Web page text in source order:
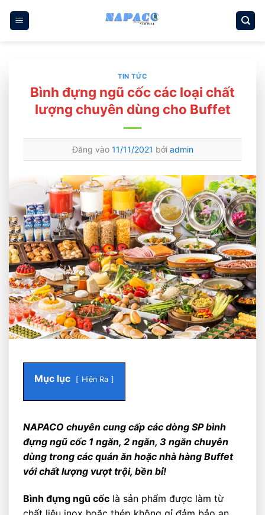
qua
TIN TỨC
Bình đựng ngũ cốc các loại chất
lượng chuyên dùng cho Buffet
Đăng vào 11/11/2021 bởi admin
Mục lục Hiện Ra
NAPACO chuyên cung cấp các dòng SP bình
đựng ngũ cốc 1 ngăn, 2 ngăn, 3 ngăn chuyên
dùng trong các quán ăn hoặc nhà hàng Buffet
với chất lượng vượt trội, bền bỉ!
Bình đựng ngũ cốc là sản phẩm được làm từ